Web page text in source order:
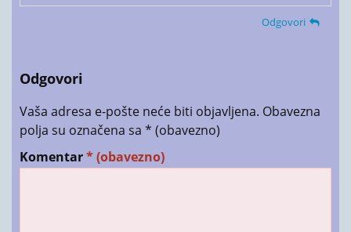
Odgovori
Odgovori
Vaša adresa e-pošte neće biti objavljena. Obavezna
polja su označena sa * (obavezno)
Komentar* (obavezno)